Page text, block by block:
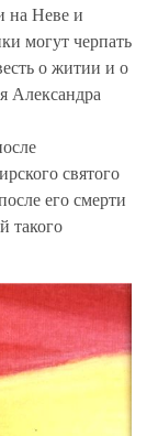
на Неве и
могут черпать
о житии и о
Александра
святого
его смерти
такого